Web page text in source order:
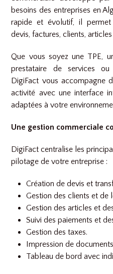
besoins des entreprises en
rapide et évolutif, il
devis, factures, clients,
Que vous soyez une TPE,
prestataire de services ou
DigiFact vous accompagne
activité avec une interface
adaptées à votre
Une gestion commerciale
DigiFact centralise les
pilotage de votre entreprise :
Création de devis et
Gestion des clients et de
Gestion des articles et
Suivi des paiements et
Gestion des taxes.
Impression de
Tableau de bord avec